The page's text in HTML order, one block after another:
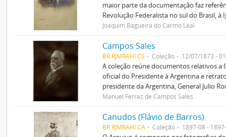
maior parte da documentação faz
Revolução Federalista no sul do Brasil, à
Joaquim Bagueira do Carmo Leal
Campos Sales
BR RJMRAHI CS Coleção 12/07/1873 -
A coleção reúne documentos relativos a
oficial do Presidente à Argentina e
presidente da Argentina, General Julio
Manuel Ferraz de Campos Sales
Canudos (Flávio de Barros)
BR RJMRAHI CA Coleção 1897-08 -